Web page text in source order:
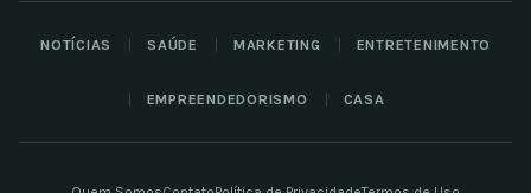
NOTÍCIAS SAÚDE MARKETING ENTRETENIMENTO
EMPREENDEDORISMO CASA